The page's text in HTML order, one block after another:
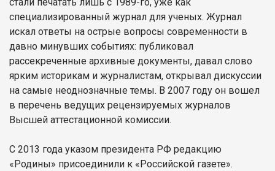
специализированный журнал для ученых. Журнал
искал ответы на острые вопросы современности в
давно минувших событиях: публиковал
рассекреченные архивные документы, давал слово
ярким историкам и журналистам, открывал дискуссии
на самые неоднозначные темы. В 2007 году он вошел
в перечень ведущих рецензируемых журналов
Высшей аттестационной комиссии.
С 2013 года указом президента РФ редакцию
«Родины» присоединили к «Российской газете».